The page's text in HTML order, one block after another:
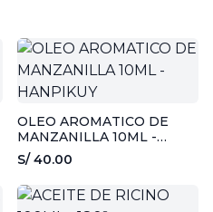
OLEO AROMATICO DE
MANZANILLA 10ML -
HANPIKUY
S/ 40.00